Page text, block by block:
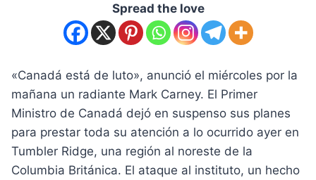
Spread the love
«Canadá está de luto», anunció el miércoles por la
mañana un radiante Mark Carney. El Primer
Ministro de Canadá dejó en suspenso sus planes
para prestar toda su atención a lo ocurrido ayer en
Tumbler Ridge, una región al noreste de la
Columbia Británica. El ataque al instituto, un hecho